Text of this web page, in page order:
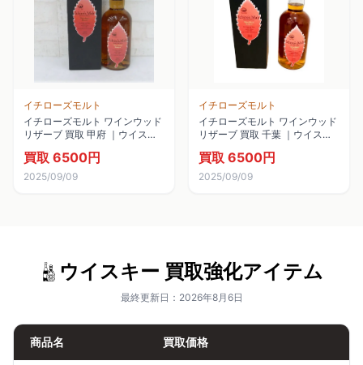
イチローズモルト
イチローズモルト ワインウッド
リザーブ 買取 甲府 ｜ウイスキ
ッドリザーブ]をお酒
買取 6500円
2025/09/09
イチローズモルト
イチローズモルト ワインウッド
リザーブ 買取 千葉 ｜ウイスキ
ッドリザーブ]をお酒
買取 6500円
2025/09/09
ウイスキー 買取強化アイテム
最終更新日：2026年8月6日
商品名 買取価格